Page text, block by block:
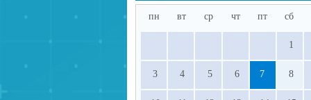
пн вт ср чт пт сб
1
3 4 5 6 7 8